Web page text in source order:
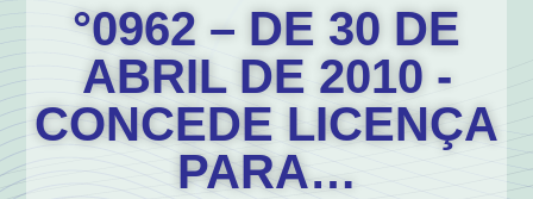
°0962 – DE 30 DE
ABRIL DE 2010 -
CONCEDE LICENÇA
PARA…